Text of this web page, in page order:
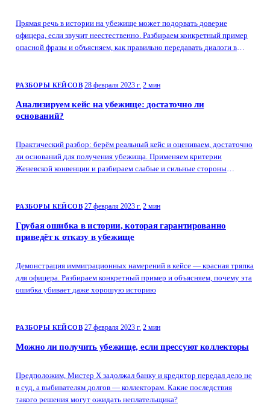
Прямая речь в истории на убежище может подорвать доверие
офицера, если звучит неестественно. Разбираем конкретный пример
опасной фразы и объясняем, как правильно передавать диалоги в
РАЗБОРЫ КЕЙСОВ 28 февраля 2023 г. 2 мин
Анализируем кейс на убежище: достаточно ли
оснований?
Практический разбор: берём реальный кейс и оцениваем, достаточно
ли оснований для получения убежища. Применяем критерии
Женевской конвенции и разбираем слабые и сильные стороны
РАЗБОРЫ КЕЙСОВ 27 февраля 2023 г. 2 мин
Грубая ошибка в истории, которая гарантированно
приведёт к отказу в убежище
Демонстрация иммиграционных намерений в кейсе — красная тряпка
для офицера. Разбираем конкретный пример и объясняем, почему эта
ошибка убивает даже хорошую историю
РАЗБОРЫ КЕЙСОВ 27 февраля 2023 г. 2 мин
Можно ли получить убежище, если прессуют коллекторы
Предположим, Мистер Х задолжал банку и кредитор передал дело не
в суд, а выбивателям долгов — коллекторам. Какие последствия
такого решения могут ожидать неплательщика?